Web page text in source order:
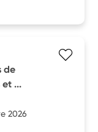
de
...
2026